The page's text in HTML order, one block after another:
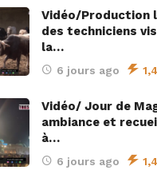
Vidéo/Production
des techniciens
la…
6 jours ago
Vidéo/ Jour de
ambiance et
à…
6 jours ago